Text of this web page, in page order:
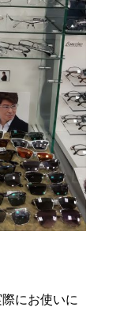
にお使いに